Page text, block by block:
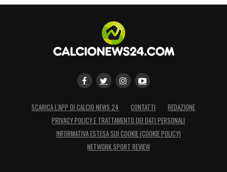
SCARICA L’APP DI CALCIO NEWS 24 CONTATTI
REDAZIONE
PRIVACY POLICY E TRATTAMENTO DEI DATI PERSONALI
INFORMATIVA ESTESA SUI COOKIE (COOKIE POLICY)
NETWORK SPORT REVIEW